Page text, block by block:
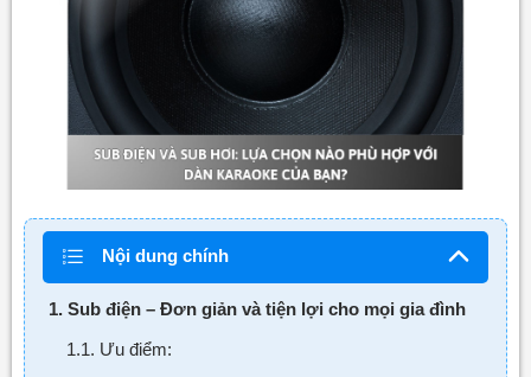
Nội dung chính
1. Sub điện – Đơn giản và tiện lợi cho mọi gia đình
1.1. Ưu điểm: